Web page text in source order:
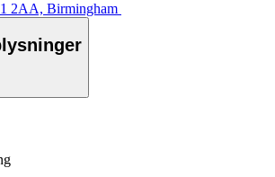
2AA, Birmingham